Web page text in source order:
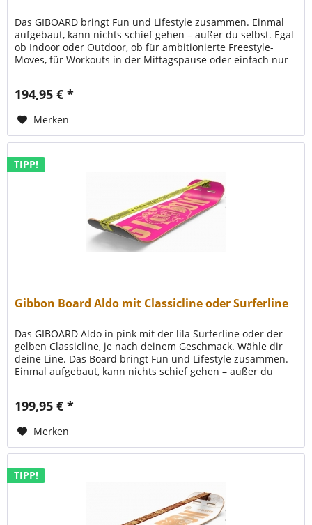
Das GIBOARD bringt Fun und Lifestyle zusammen. Einmal
aufgebaut, kann nichts schief gehen – außer du selbst. Egal
ob Indoor oder Outdoor, ob für ambitionierte Freestyle-
Moves, für Workouts in der Mittagspause oder einfach nur
194,95 € *
Merken
TIPP!
Gibbon Board Aldo mit Classicline oder Surferline
Das GIBOARD Aldo in pink mit der lila Surferline oder der
gelben Classicline, je nach deinem Geschmack. Wähle dir
deine Line. Das Board bringt Fun und Lifestyle zusammen.
Einmal aufgebaut, kann nichts schief gehen – außer du
199,95 € *
Merken
TIPP!